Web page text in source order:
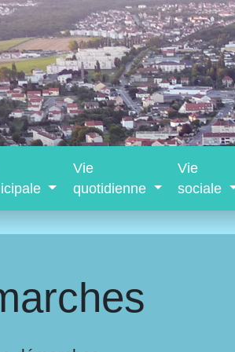
Vie
quotidienne
Vie
sociale